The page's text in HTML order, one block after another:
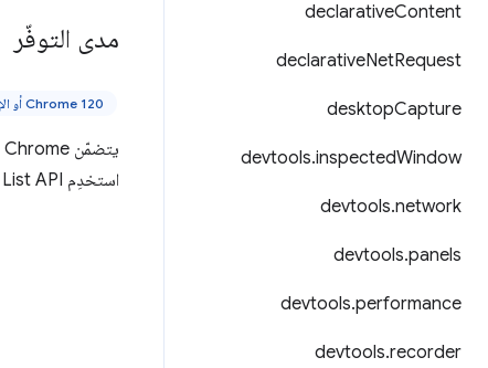
declarativeContent
declarativeNetRequest
desktopCapture
devtools.inspectedWindow
devtools.network
devtools.panels
devtools.performance
devtools.recorder
مدى التوفّر
‫Chrome 120 أو الإصدارات الأحدث
استخدِم Reading List API لاسترداد العناصر الحالية وإضافة عناصر إلى القائمة أو إزالتها منها.